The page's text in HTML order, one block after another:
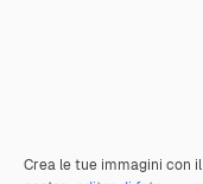
Crea le tue immagini con il